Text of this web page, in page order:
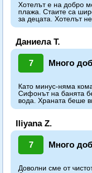
Хотелът е на добро
плажа. Стаите са
за децата. Хотелът
Даниела Т.
7 Много
Като минус-няма
Сифонът на банята
вода. Храната беше
Iliyana Z.
7 Много
Доволни сме от